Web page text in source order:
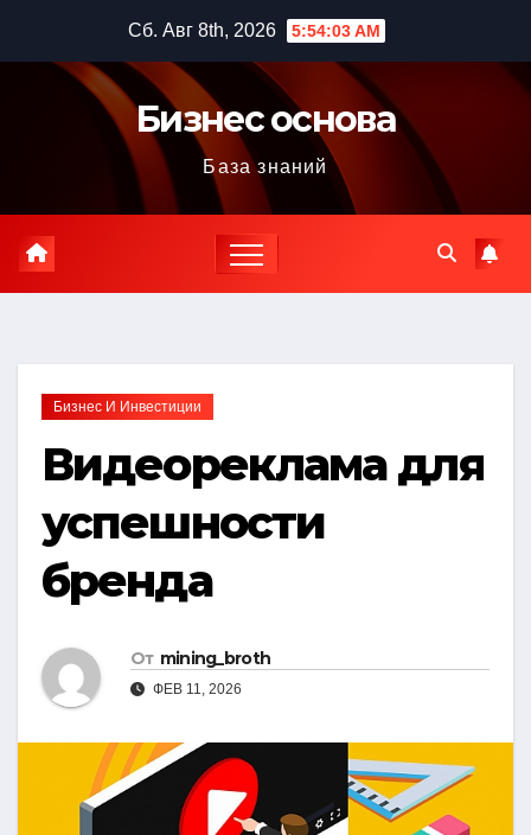
содержимому
Сб. Авг 8th, 2026 5:54:04 AM
Бизнес основа
База знаний
Бизнес И Инвестиции
Видеореклама для
успешности
бренда
От mining_broth
ФЕВ 11, 2026